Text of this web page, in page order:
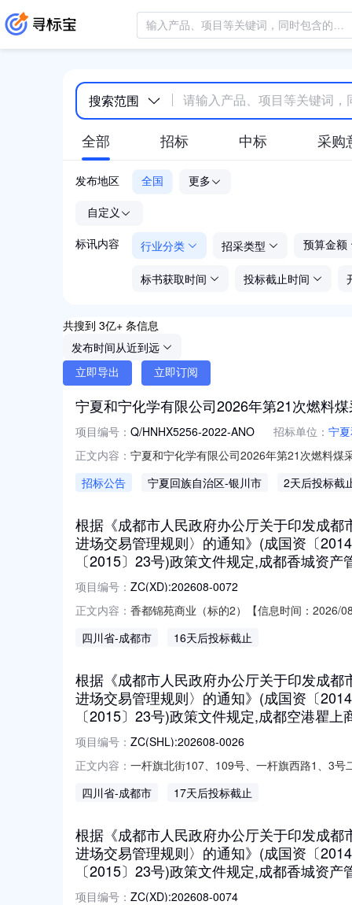
搜索范围
全部 招标 中标 采购
发布地区 全国 更多
自定义
标讯内容 行业分类 招采类型 预算金额
标书获取时间 投标截止时间
共搜到 3亿+ 条信息
发布时间从近到远
立即导出 立即订阅
宁夏和宁化学有限公司2026年第21次燃料
项目编号： Q/HNHX5256-2022-ANO 招标单位： 宁
正文内容： 宁夏和宁化学有限公司2026年第21次燃料煤
招标公告
宁夏回族自治区-银川市 2天后投标截
根据《成都市人民政府办公厅关于印发成
进场交易管理规则〉的通知》(成国资〔
〔2015〕23号)政策文件规定,成都香城资
项目编号： ZC(XD):202608-0072
正文内容： 香都锦苑商业（标的2）【信息时间：2026/
知》（成国资发〔2015〕23号）政策文件规
四川省-成都市 16天后投标截止
根据《成都市人民政府办公厅关于印发成
进场交易管理规则〉的通知》(成国资〔
〔2015〕23号)政策文件规定,成都空港瞿
项目编号： ZC(SHL):202608-0026
正文内容： 一杆旗北街107、109号、一杆旗西路1、3
进场交易管理规则〉部分条款的通知》（成
四川省-成都市 17天后投标截止
根据《成都市人民政府办公厅关于印发成
进场交易管理规则〉的通知》(成国资〔
〔2015〕23号)政策文件规定,成都香城资
项目编号： ZC(XD):202608-0074